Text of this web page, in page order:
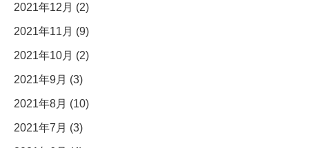
2021年12月 (2)
2021年11月 (9)
2021年10月 (2)
2021年9月 (3)
2021年8月 (10)
2021年7月 (3)